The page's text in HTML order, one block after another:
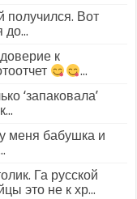
получился. Вот
до...
к
...
‘запаковала’
меня бабушка и
Га русской
это не к хр...